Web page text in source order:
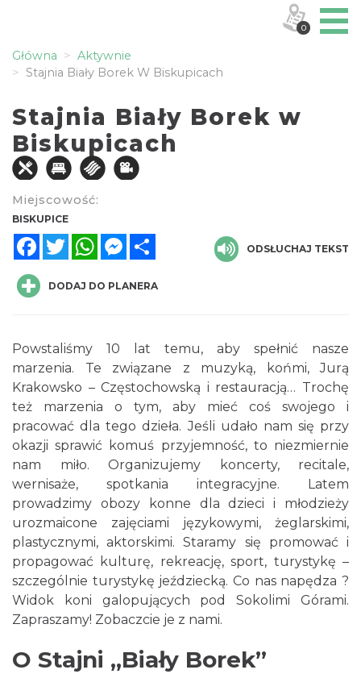
Główna
Aktywnie
Stajnia Biały Borek W Biskupicach
Stajnia Biały Borek w
Biskupicach
Miejscowość:
BISKUPICE
FacebookTwitterWhatsAppMessenger
ODSŁUCHAJ TEKST
DODAJ DO PLANERA
Powstaliśmy 10 lat temu, aby spełnić nasze
marzenia. Te związane z muzyką, końmi, Jurą
Krakowsko – Częstochowską i restauracją… Trochę
też marzenia o tym, aby mieć coś swojego i
pracować dla tego dzieła. Jeśli udało nam się przy
okazji sprawić komuś przyjemność, to niezmiernie
nam miło. Organizujemy koncerty, recitale,
wernisaże, spotkania integracyjne. Latem
prowadzimy obozy konne dla dzieci i młodzieży
urozmaicone zajęciami językowymi, żeglarskimi,
plastycznymi, aktorskimi. Staramy się promować i
propagować kulturę, rekreację, sport, turystykę –
szczególnie turystykę jeździecką. Co nas napędza ?
Widok koni galopujących pod Sokolimi Górami.
Zapraszamy! Zobaczcie je z nami.
O Stajni „Biały Borek”
0